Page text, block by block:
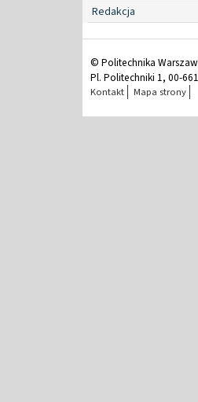
Redakcja
© Politechnika
Pl. Politechniki 1, 00-
Kontakt Mapa strony